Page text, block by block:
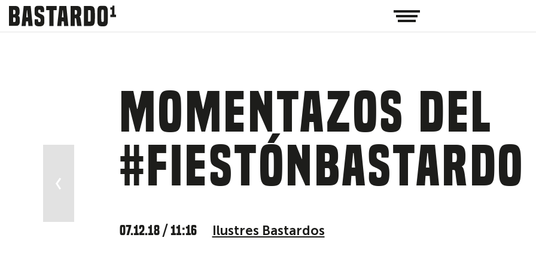
Momentazos del
#FiestónBastardo
07.12.18 / 11:16 Ilustres Bastardos